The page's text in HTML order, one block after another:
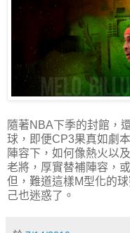
隨著NBA下季的封館，
球，即便CP3果真如劇
陣容下，如何像熱火以
老將，厚實替補陣容，
但，難道這樣M型化的
己也迷惑了。